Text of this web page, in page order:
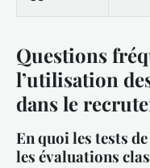
Questions
l’utilisation
dans le
En quoi les tests
les évaluations